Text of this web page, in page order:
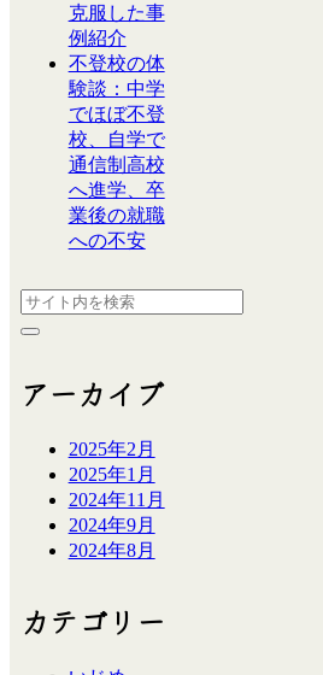
克服した事
例紹介
不登校の体
験談：中学
でほぼ不登
校、自学で
通信制高校
へ進学、卒
業後の就職
への不安
アーカイブ
2025年2月
2025年1月
2024年11月
2024年9月
2024年8月
カテゴリー